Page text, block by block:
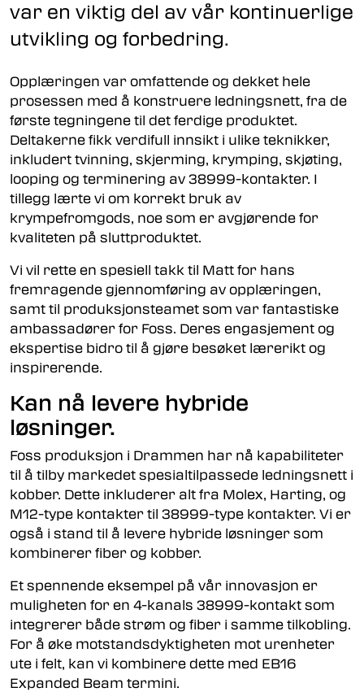
var en viktig del av vår kontinuerlige
utvikling og forbedring.
Opplæringen var omfattende og dekket hele
prosessen med å konstruere ledningsnett, fra de
første tegningene til det ferdige produktet.
Deltakerne fikk verdifull innsikt i ulike teknikker,
inkludert tvinning, skjerming, krymping, skjøting,
looping og terminering av 38999-kontakter. I
tillegg lærte vi om korrekt bruk av
krympefromgods, noe som er avgjørende for
kvaliteten på sluttproduktet.
Vi vil rette en spesiell takk til Matt for hans
fremragende gjennomføring av opplæringen,
samt til produksjonsteamet som var fantastiske
ambassadører for Foss. Deres engasjement og
ekspertise bidro til å gjøre besøket lærerikt og
inspirerende.
Kan nå levere hybride
løsninger.
Foss produksjon i Drammen har nå kapabiliteter
til å tilby markedet spesialtilpassede ledningsnett i
kobber. Dette inkluderer alt fra Molex, Harting, og
M12-type kontakter til 38999-type kontakter. Vi er
også i stand til å levere hybride løsninger som
kombinerer fiber og kobber.
Et spennende eksempel på vår innovasjon er
muligheten for en 4-kanals 38999-kontakt som
integrerer både strøm og fiber i samme tilkobling.
For å øke motstandsdyktigheten mot urenheter
ute i felt, kan vi kombinere dette med EB16
Expanded Beam termini.